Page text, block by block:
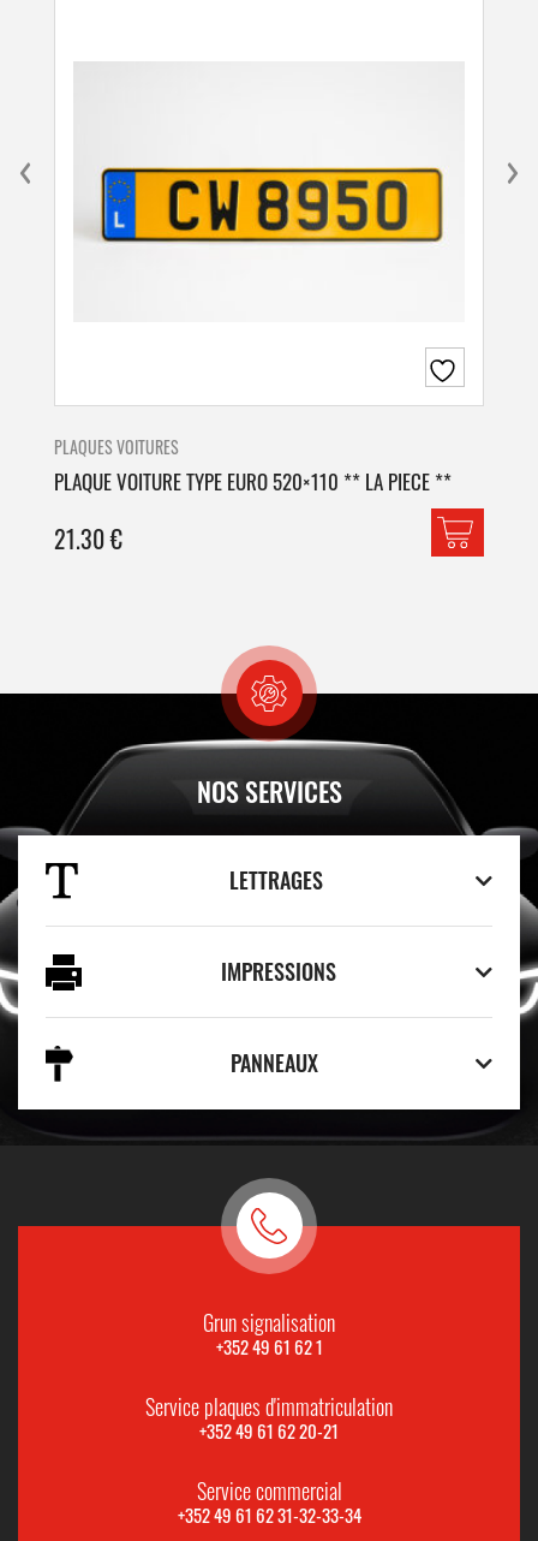
PLAQUES VOITURES
PLAQUE VOITURE TYPE EURO 520×110 ** LA PIECE **
21.30€
NOS SERVICES
LETTRAGES
IMPRESSIONS
PANNEAUX
Grun signalisation
+352 49 61 62 1
Service plaques d'immatriculation
+352 49 61 62 20-21
Service commercial
+352 49 61 62 31-32-33-34